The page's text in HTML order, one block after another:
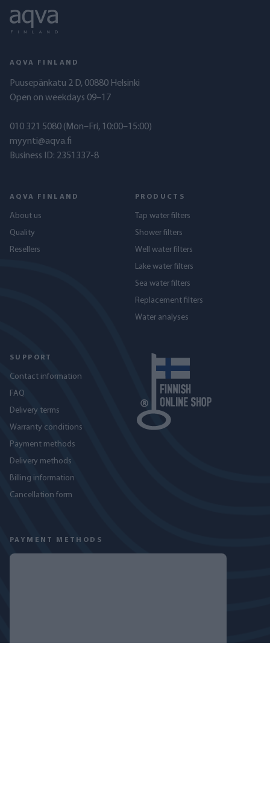
AQVA FINLAND
Puusepänkatu 2 D, 00880 Helsinki
Open on weekdays 09–17
010 321 5080 (Mon–Fri, 10:00–15:00)
myynti@aqva.fi
Business ID: 2351337-8
AQVA FINLAND
About us
Quality
Resellers
PRODUCTS
Tap water filters
Shower filters
Well water filters
Lake water filters
Sea water filters
Replacement filters
Water analyses
SUPPORT
Contact information
FAQ
Delivery terms
Warranty conditions
Payment methods
Delivery methods
Billing information
Cancellation form
PAYMENT METHODS